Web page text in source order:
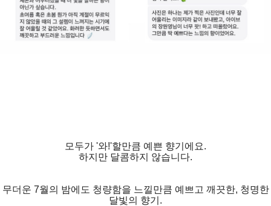
모두가 '와!'할만큼 예쁜 향기에요.
하지만 달콤하지 않습니다.
무더운 7월의 밤에도 청량함을 느낄만큼 예쁘고 깨끗한, 청명한
달빛의 향기.